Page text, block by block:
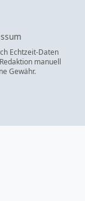
Echtzeit-Daten
manuell
Gewähr.